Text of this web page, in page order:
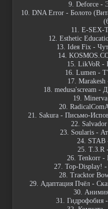
9. Deforce -
10. DNA Error - Болото
11. E-SEX-
12. Esthetic
13. Ideя Fix -
14.
15. LikVoR -
16. Lumen -
17.
18. medusa'scream -
19.
20.
21. Sakura - Письмо-
22.
23. Soularis -
24. STAB
25. T.3.R
26. Tenkorr
27. Top-Display!
28. Tracktor
29. Адаптация Пчёл -
30.
31. Гидрофобия